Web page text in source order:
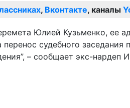
, Вконтакте, каналы
Юлией Кузьменко, ее
судебного заседания
– сообщает экс-нардеп